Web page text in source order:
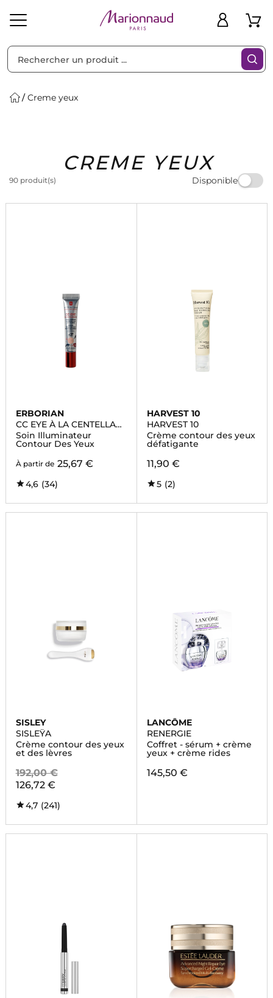
Homme Marques Idées
Cadeaux
Bons
Plans
Creme yeux
CREME YEUX
90 produit(s) Disponible
Filtres
ERBORIAN
CC EYE À LA CENTELLA
ASIATICA
Soin Illuminateur
Contour Des Yeux
À partir de 25,67 €
4,6 (34)
HARVEST 10
HARVEST 10
Crème contour des yeux
défatigante
11,90 €
5 (2)
SISLEY
SISLEŸA
Crème contour des yeux
et des lèvres
192,00 €
126,72 €
4,7 (241)
LANCÔME
RENERGIE
Coffret - sérum + crème
yeux + crème rides
145,50 €